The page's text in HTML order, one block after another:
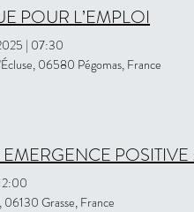
POUR L’EMPLOI
| 07:30
06580 Pégomas, France
EMERGENCE
Grasse, France